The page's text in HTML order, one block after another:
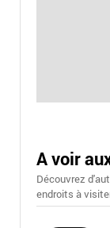
A voir
Découvrez
endroits à